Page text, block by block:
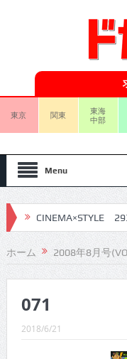
東京 関東
東海
中部
Menu
CINEMA×STYLE
CINEMA×STYLE
CINEMA×STYLE
CINEMA×STYLE
CINEMA×STYLE
CINEMA×STYLE
ホーム 2008年8月号
071
2018/6/21